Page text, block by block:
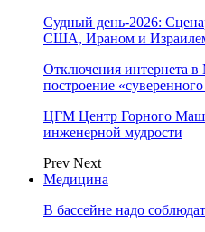
Судный день-2026:
США, Ираном и
Отключения интернета в
построение
ЦГМ Центр Горного
инженерной мудрости
Prev Next
Медицина
В бассейне надо